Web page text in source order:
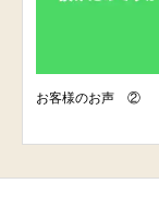
お客様のお声 ②